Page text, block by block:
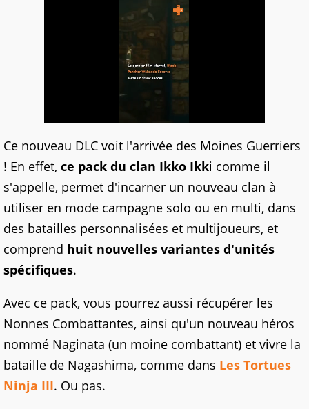
Ce nouveau DLC voit l'arrivée des Moines Guerriers
! En effet, ce pack du clan Ikko Ikki comme il
s'appelle, permet d'incarner un nouveau clan à
utiliser en mode campagne solo ou en multi, dans
des batailles personnalisées et multijoueurs, et
comprend huit nouvelles variantes d'unités
spécifiques.
Avec ce pack, vous pourrez aussi récupérer les
Nonnes Combattantes, ainsi qu'un nouveau héros
nommé Naginata (un moine combattant) et vivre la
bataille de Nagashima, comme dans Les Tortues
Ninja III. Ou pas.